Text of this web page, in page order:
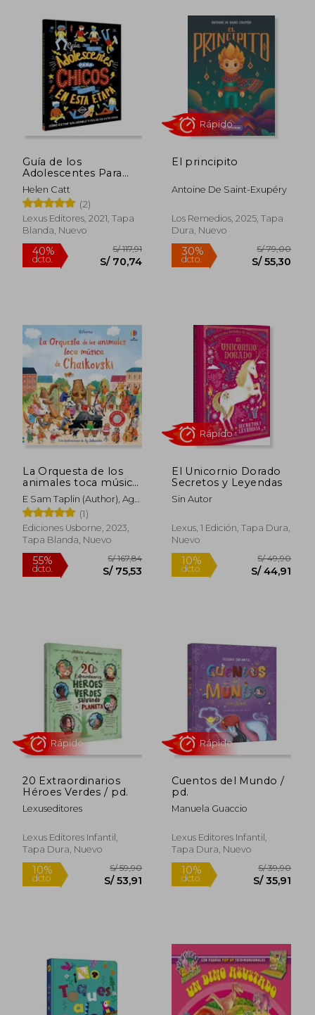
40%
dcto. S/ 89,81
35%
dcto.
Guía de los
Adolescentes Para
Chicos. Todo lo
(Necesario) en Esta
Etapa
Helen Catt
(2)
Lexus Editores, 2021, Tapa
Blanda, Nuevo
40% S/ 117,91
El principito
Antoine De Saint-Exupéry
Los Remedios, 2025, Tapa
Dura, Nuevo
30%
La Orquesta de los
animales toca música
de Chaikovski
E Sam Taplin (Author), Ag
Jatkowska (Illustrator),
Gemma Alonso De La
Sierra (Translator)
(1)
Ediciones Usborne, 2023,
Tapa Blanda, Nuevo
55%
dcto.
S/ 167,84
El Unicornio Dorado
Secretos y Leyendas
Sin Autor
Lexus, 1 Edición, Tapa Dura,
Nuevo
Rápido
20 Extraordinarios
Héroes Verdes / pd.
Lexuseditores
Lexus Editores Infantil,
Tapa Dura, Nuevo
Rápido
Cuentos del Mundo /
pd.
Manuela Guaccio
Lexus Editores Infantil,
Tapa Dura, Nuevo
Rápido